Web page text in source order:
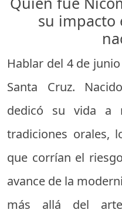
su impacto
Hablar del 4 de
Santa Cruz.
dedicó su vida a
tradiciones orales,
que corrían el
avance de la
más allá del